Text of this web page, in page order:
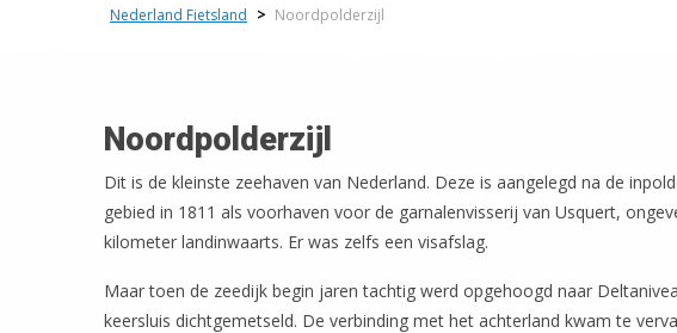
Nederland Fietsland > Noordpolderzijl
Noordpolderzijl
Dit is de kleinste zeehaven van Nederland. Deze is aangelegd na de
gebied in 1811 als voorhaven voor de garnalenvisserij van Usquert,
kilometer landinwaarts. Er was zelfs een visafslag.
Maar toen de zeedijk begin jaren tachtig werd opgehoogd naar
keersluis dichtgemetseld. De verbinding met het achterland kwam te